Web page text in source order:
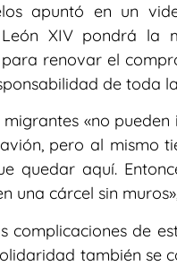
apuntó en un
XIV pondrá la
renovar el
de toda
«no pueden
pero al mismo
quedar aquí.
una cárcel sin
complicaciones de
también se